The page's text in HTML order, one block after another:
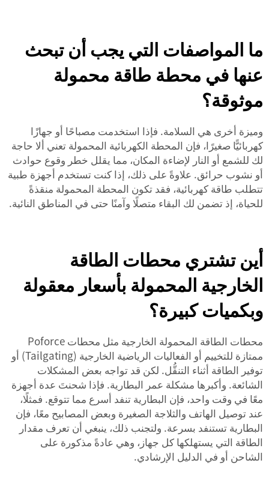
ما المواصفات التي يجب أن تبحث
عنها في محطة طاقة محمولة
موثوقة؟
وميزة أخرى هي السلامة. فإذا استخدمت مصباحًا أو جهازًا
كهربائيًّا صغيرًا، فإن المحطة الكهربائية المحمولة تعني ألا حاجة
لك للشمع أو النار لإضاءة المكان، مما يقلل خطر وقوع حوادث
أو نشوب حرائق. علاوةً على ذلك، إذا كنت تستخدم أجهزة طبية
تتطلب طاقة كهربائية، فقد تكون المحطة المحمولة منقذةً
للحياة، إذ تضمن لك البقاء متصلًا وآمنًا حتى في المناطق النائية.
أين تشتري محطات الطاقة
الخارجية المحمولة بأسعار معقولة
وبكميات كبيرة؟
محطات الطاقة المحمولة الخارجية مثل محطات Poforce
ممتازة للتخييم أو الفعاليات الرياضية الخارجية (Tailgating) أو
توفير الطاقة أثناء التنقُّل. لكن قد تواجه بعض المشكلات
الشائعة. وأكبرها مشكلة عمر البطارية. فإذا شحنتَ عدة أجهزة
معًا في وقت واحد، فإن البطارية تنفد أسرع مما تتوقع. فمثلًا،
عند توصيل الهاتف والثلاجة الصغيرة وبعض المصابيح معًا، فإن
البطارية تستنفد بسرعة. ولتجنب ذلك، ينبغي أن تعرف مقدار
الطاقة التي يستهلكها كل جهاز، وهي عادةً مذكورة على
الشاحن أو في الدليل الإرشادي.